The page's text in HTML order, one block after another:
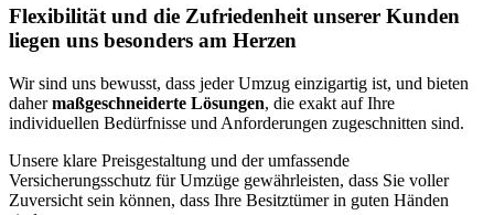
Flexibilität und die Zufriedenheit unserer Kunden
liegen uns besonders am Herzen
Wir sind uns bewusst, dass jeder Umzug einzigartig ist, und bieten
dahermaßgeschneiderte Lösungen, die exakt auf Ihre
individuellen Bedürfnisse und Anforderungen zugeschnitten sind.
Unsere klare Preisgestaltung und der umfassende
Versicherungsschutz für Umzüge gewährleisten, dass Sie voller
Zuversicht sein können, dass Ihre Besitztümer in guten Händen